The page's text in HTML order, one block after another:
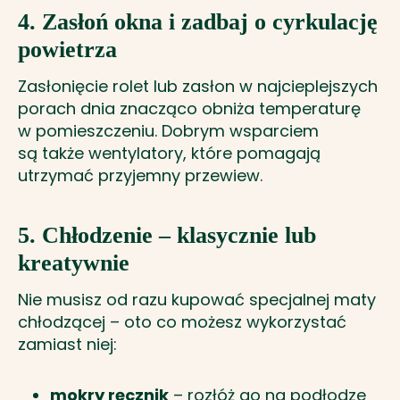
4. Zasłoń okna i zadbaj o cyrkulację
powietrza
Zasłonięcie rolet lub zasłon w najcieplejszych
porach dnia znacząco obniża temperaturę
w pomieszczeniu. Dobrym wsparciem
są także wentylatory, które pomagają
utrzymać przyjemny przewiew.
5. Chłodzenie – klasycznie lub
kreatywnie
Nie musisz od razu kupować specjalnej maty
chłodzącej – oto co możesz wykorzystać
zamiast niej:
mokry ręcznik – rozłóż go na podłodze